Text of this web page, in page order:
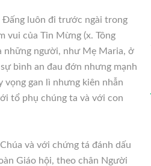
Đấng luôn đi trước ngài trong
vui của Tin Mừng (x. Tông
những người, như Mẹ Maria, ở
bình an đau đớn nhưng mạnh
vọng gan lì nhưng kiên nhẫn
tổ phụ chúng ta và với con
và với chứng tá đánh dấu
Giáo hội, theo chân Người